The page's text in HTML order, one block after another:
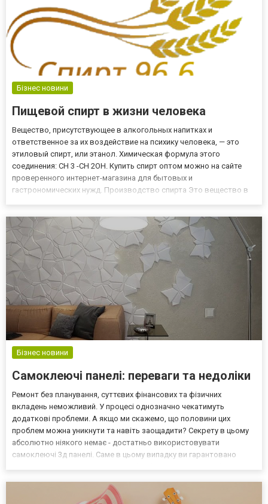
Бізнес новини
Пищевой спирт в жизни человека
Вещество, присутствующее в алкогольных напитках и
ответственное за их воздействие на психику человека, — это
этиловый спирт, или этанол. Химическая формула этого
соединения: CH 3 -CH 2OH. Купить спирт оптом можно на сайте
проверенного интернет-магазина для бытовых и
гастрономических нужд. Производство спирта Это вещество в
Механизм сопровождается,...
Бізнес новини
Самоклеючі панелі: переваги та недоліки
Ремонт без планування, суттєвих фінансових та фізичних
вкладень неможливий. У процесі однозначно чекатимуть
додаткові проблеми. А якщо ми скажемо, що половини цих
проблем можна уникнути та навіть заощадити? Секрету в цьому
абсолютно ніякого немає - достатньо використовувати
самоклеючі 3д панелі. Саме в цьому випадку ви гарантовано